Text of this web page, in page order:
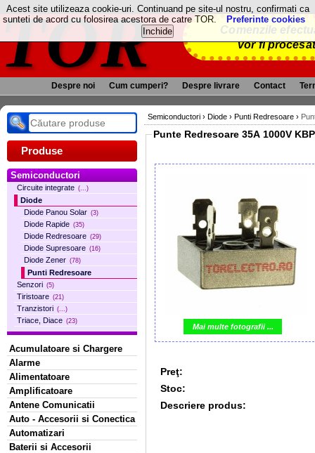
TOR
Comenzile
vor fi
Despre noi Cum cumperi? Despre livrare Contact
Produse
Semiconductori
Circuite integrate (...)
Diode
Diode Panou Solar (3)
Diode Rapide (35)
Diode Redresoare (29)
Diode Supresoare (16)
Diode Zener (78)
Punti Redresoare
Senzori (5)
Tiristoare (21)
Tranzistori (...)
Triace, Diace (23)
Acumulatoare si Chargere
Alarme
Alimentatoare
Amplificatoare
Antene Comunicatii
Auto - Accesorii si Conectica
Automatizari
Baterii si Accesorii
Semiconductori › Diode › Punti Redresoare ›
Punte Redresoare
Mai multe fotografii ...
Preţ:
Stoc:
Descriere produs:
Acest site utilizeaza cookie-uri. Continuand pe site-ul nostru, confirmati ca
sunteti de acord cu folosirea acestora de catre TOR.
Preferinte cookies